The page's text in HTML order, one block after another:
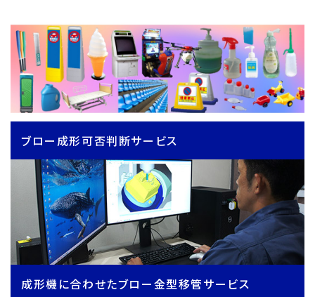
ブロー成形可否判断サービス
成形機に合わせたブロー金型移管サービス